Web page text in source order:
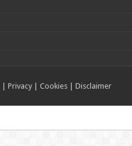
Privacy| Cookies| Disclaimer